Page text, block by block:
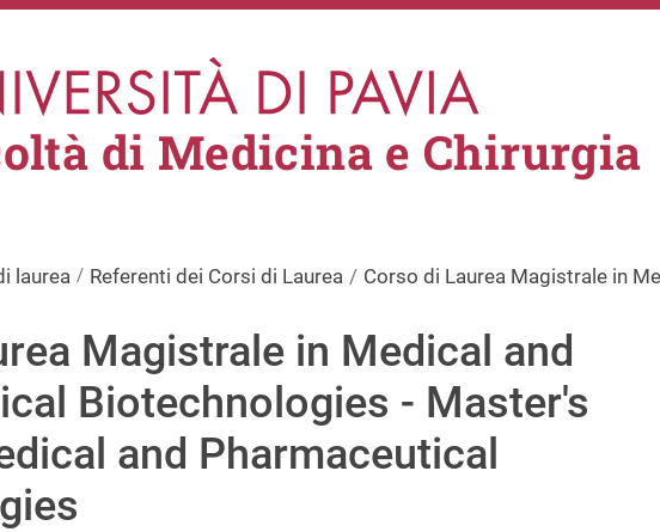
di Medicina e Chirurgia
laurea Referenti dei Corsi di Laurea Corso di Laurea Magistrale in
Magistrale in Medical and
Biotechnologies - Master's
and Pharmaceutical